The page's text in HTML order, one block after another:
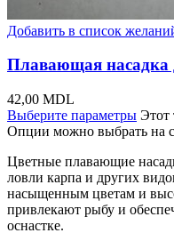
Добавить в список
Плавающая насадка
42,00 MDL
Выберите параметры Этот
Опции можно выбрать на
Цветные плавающие
ловли карпа и других
насыщенным цветам и
привлекают рыбу и
оснастке.